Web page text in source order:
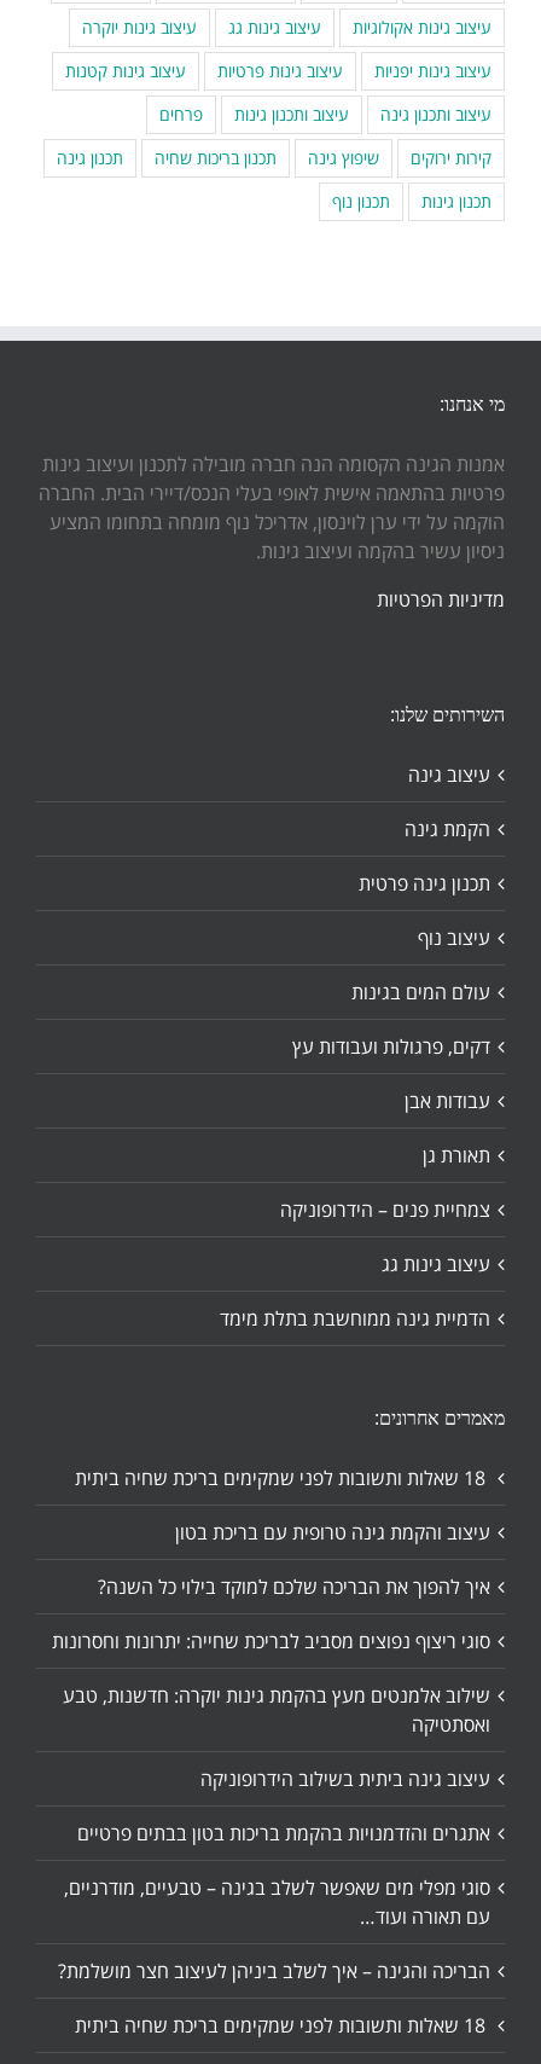
עיצוב גינות אקולוגיות
עיצוב גינות גג
עיצוב גינות יוקרה
עיצוב גינות יפניות
עיצוב גינות פרטיות
עיצוב גינות קטנות
עיצוב ותכנון גינה
עיצוב ותכנון גינות
פרחים
קירות ירוקים
שיפוץ גינה תכנון בריכות שחיה
תכנון גינה
תכנון גינות
תכנון נוף
מי אנחנו:
אמנות הגינה הקסומה הנה חברה מובילה לתכנון ועיצוב גינות
פרטיות בהתאמה אישית לאופי בעלי הנכס/דיירי הבית. החברה
הוקמה על ידי ערן לוינסון, אדריכל נוף מומחה בתחומו המציע
ניסיון עשיר בהקמה ועיצוב גינות.
מדיניות הפרטיות
השירותים שלנו:
עיצוב גינה
הקמת גינה
תכנון גינה פרטית
עיצוב נוף
עולם המים בגינות
דקים, פרגולות ועבודות עץ
עבודות אבן
תאורת גן
צמחיית פנים – הידרופוניקה
עיצוב גינות גג
הדמיית גינה ממוחשבת בתלת מימד
מאמרים אחרונים:
עיצוב והקמת גינה טרופית עם בריכת בטון
איך להפוך את הבריכה שלכם למוקד בילוי כל השנה?
סוגי ריצוף נפוצים מסביב לבריכת שחייה: יתרונות וחסרונות
שילוב אלמנטים מעץ בהקמת גינות יוקרה: חדשנות, טבע
ואסתטיקה
עיצוב גינה ביתית בשילוב הידרופוניקה
אתגרים והזדמנויות בהקמת בריכות בטון בבתים פרטיים
סוגי מפלי מים שאפשר לשלב בגינה – טבעיים, מודרניים,
עם תאורה ועוד…
הבריכה והגינה – איך לשלב ביניהן לעיצוב חצר מושלמת?